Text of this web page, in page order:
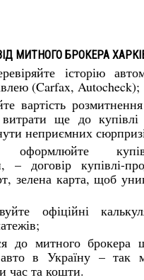
МИТНОГО БРОКЕРА
історію
(Carfax, Autocheck);
вартість
витрати ще до купівлі
неприємних
оформлюйте
– договір купівлі-
зелена карта, щоб
офіційні
до митного брокера
авто в Україну – так
час та кошти.